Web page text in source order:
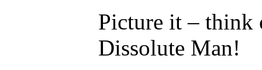
Picture it – think
Dissolute Man!